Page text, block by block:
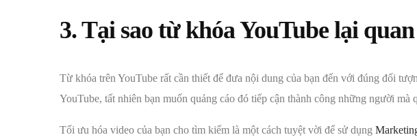
3. Tại sao từ khóa YouTube lại
Từ khóa trên YouTube rất cần thiết để đưa nội dung của bạn đến với đúng đối
YouTube, tất nhiên bạn muốn quảng cáo đó tiếp cận thành công những người mà
Tối ưu hóa video của bạn cho tìm kiếm là một cách tuyệt vời để sử dụng